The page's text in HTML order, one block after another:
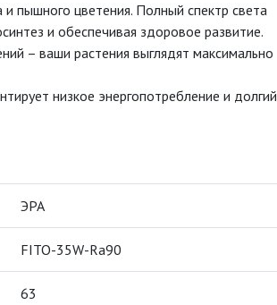
пышного цветения. Полный спектр света
и обеспечивая здоровое развитие.
– ваши растения выглядят максимально
низкое энергопотребление и долгий
ЭРА
FITO-35W-Ra90
63